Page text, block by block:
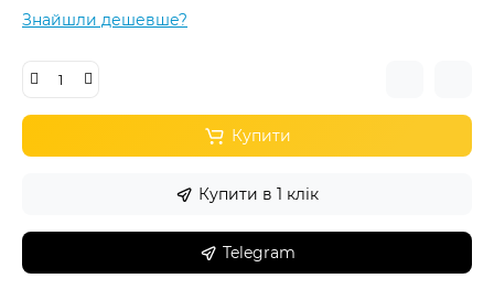
Знайшли дешевше?
Купити
Купити в 1 клік
Telegram